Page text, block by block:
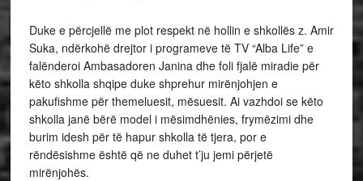
Duke e përcjellë me plot respekt në hollin e shkollës z. Amir
Suka, ndërkohë drejtor i programeve të TV “Alba Life” e
falënderoi Ambasadoren Janina dhe foli fjalë miradie për
këto shkolla shqipe duke shprehur mirënjohjen e
pakufishme për themeluesit, mësuesit. Ai vazhdoi se këto
shkolla janë bërë model i mësimdhënies, frymëzimi dhe
burim idesh për të hapur shkolla të tjera, por e
rëndësishme është që ne duhet t’ju jemi përjetë
mirënjohës.